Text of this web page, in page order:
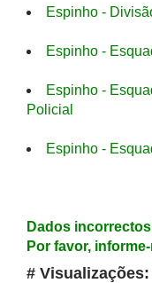
Espinho -
Espinho -
Espinho -
Policial
Espinho -
Dados
Por favor,
# Visualizações: